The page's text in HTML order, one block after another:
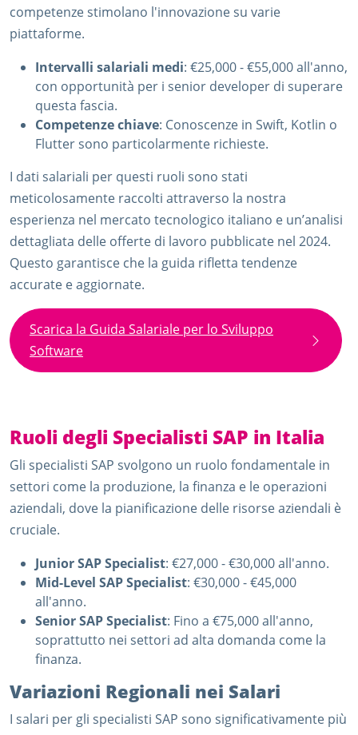
competenze stimolano l'innovazione su varie
piattaforme.
Intervalli salariali medi: €25,000 - €55,000 all'anno,
con opportunità per i senior developer di superare
questa fascia.
Competenze chiave: Conoscenze in Swift, Kotlin o
Flutter sono particolarmente richieste.
I dati salariali per questi ruoli sono stati
meticolosamente raccolti attraverso la nostra
esperienza nel mercato tecnologico italiano e un’analisi
dettagliata delle offerte di lavoro pubblicate nel 2024.
Questo garantisce che la guida rifletta tendenze
accurate e aggiornate.
Scarica la Guida Salariale per lo Sviluppo
Software
Ruoli degli Specialisti SAP in Italia
Gli specialisti SAP svolgono un ruolo fondamentale in
settori come la produzione, la finanza e le operazioni
aziendali, dove la pianificazione delle risorse aziendali è
cruciale.
Junior SAP Specialist: €27,000 - €30,000 all'anno.
Mid-Level SAP Specialist: €30,000 - €45,000
all'anno.
Senior SAP Specialist: Fino a €75,000 all'anno,
soprattutto nei settori ad alta domanda come la
finanza.
Variazioni Regionali nei Salari
I salari per gli specialisti SAP sono significativamente più